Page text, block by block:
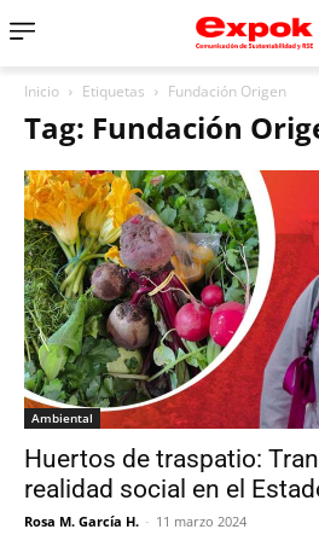
Inicio Etiquetas Fundación Origen
Tag: Fundación
Ambiental
Huertos de traspatio:
realidad social en el
Rosa M. García H. - 11 marzo 2024